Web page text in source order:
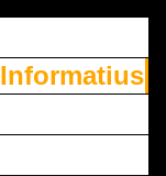
Informatius